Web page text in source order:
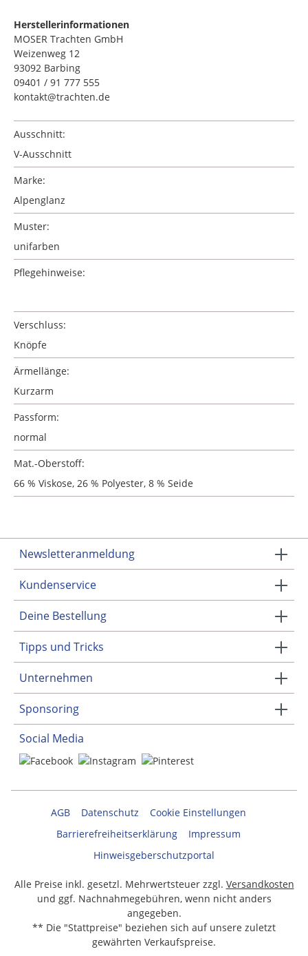
Herstellerinformationen
MOSER Trachten GmbH
Weizenweg 12
93092 Barbing
09401 / 91 777 555
kontakt@trachten.de
Ausschnitt:
V-Ausschnitt
Marke:
Alpenglanz
Muster:
unifarben
Pflegehinweise:
Verschluss:
Knöpfe
Ärmellänge:
Kurzarm
Passform:
normal
Mat.-Oberstoff:
66 % Viskose, 26 % Polyester, 8 % Seide
Newsletteranmeldung
Kundenservice
Deine Bestellung
Tipps und Tricks
Unternehmen
Sponsoring
Social Media
AGB Datenschutz
Cookie Einstellungen
Barrierefreiheitserklärung
Impressum
Hinweisgeberschutzportal
Alle Preise inkl. gesetzl. Mehrwertsteuer zzgl. Versandkosten
und ggf. Nachnahmegebühren, wenn nicht anders
angegeben.
** Die "Stattpreise" beziehen sich auf unsere zuletzt
gewährten Verkaufspreise.